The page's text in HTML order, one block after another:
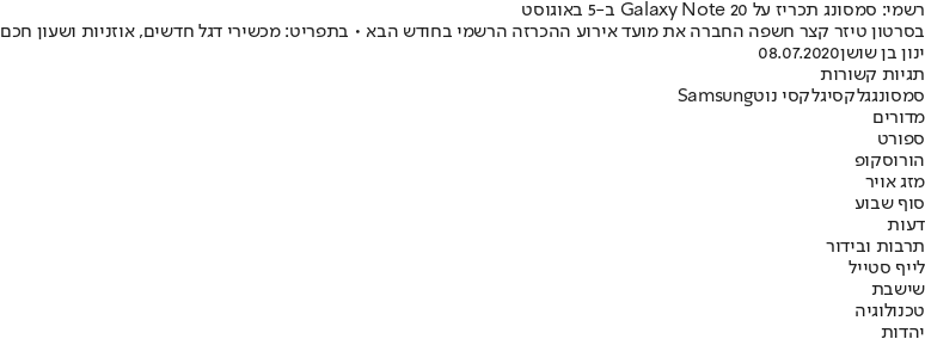
רשמי: סמסונג תכריז על Galaxy Note 20 ב-5 באוגוסט
בסרטון טיזר קצר חשפה החברה את מועד אירוע ההכרזה הרשמי בחודש הבא • בתפריט: מכשירי דגל חדשים, אוזניות ושעון חכם
ינון בן שושן08.07.2020
תגיות קשורות
סמסונגגלקסיגלקסי נוטSamsung
מדורים
ספורט
הורוסקופ
מזג אויר
סוף שבוע
דעות
תרבות ובידור
לייף סטייל
שישבת
טכנולוגיה
יהדות